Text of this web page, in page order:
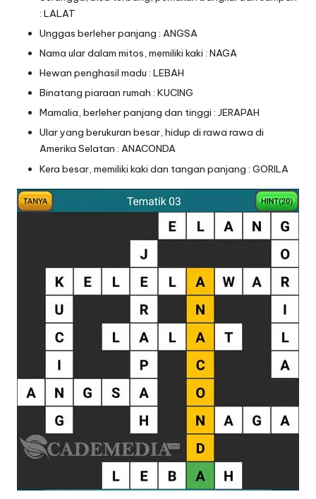
: LALAT
Unggas berleher panjang : ANGSA
Nama ular dalam mitos, memiliki kaki : NAGA
Hewan penghasil madu : LEBAH
Binatang piaraan rumah : KUCING
Mamalia, berleher panjang dan tinggi : JERAPAH
Ular yang berukuran besar, hidup di rawa rawa di
Amerika Selatan : ANACONDA
Kera besar, memiliki kaki dan tangan panjang : GORILA